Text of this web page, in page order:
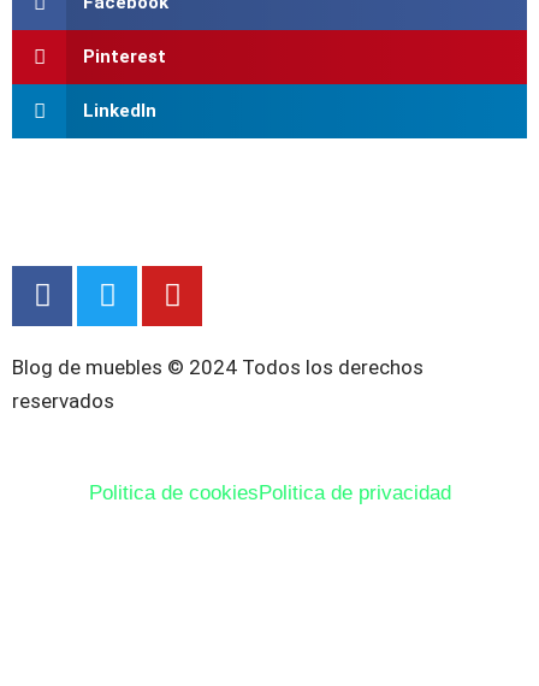
Pinterest
LinkedIn
F
a
e
b
T
w
t
t
Y
o
t
Blog de muebles © 2024 Todos los derechos
reservados
Politica de cookies Politica de privacidad